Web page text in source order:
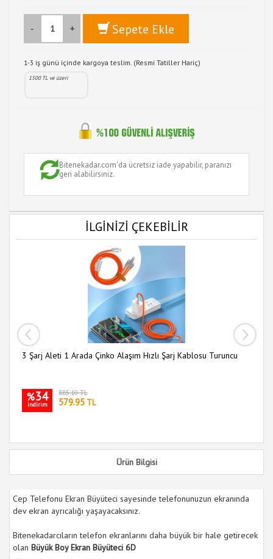
- + Sepete Ekle
1-3 iş günü içinde kargoya teslim. (Resmi Tatiller Hariç)
1500 TL ve üzeri
Bitenekadar.com'da ücretsiz iade yapabilir, paranızı
geri alabilirsiniz.
İLGİNİZİ ÇEKEBİLİR
3 Şarj Aleti 1 Arada Çinko Alaşım Hızlı Şarj Kablosu Turuncu
%34
indirim
885.10 TL
579.95 TL
Ürün Bilgisi
Cep Telefonu Ekran Büyüteci sayesinde telefonunuzun ekranında
dev ekran ayrıcalığı yaşayacaksınız.
Bitenekadarcıların telefon ekranlarını daha büyük bir hale getirecek
olan Büyük Boy Ekran Büyüteci 6D